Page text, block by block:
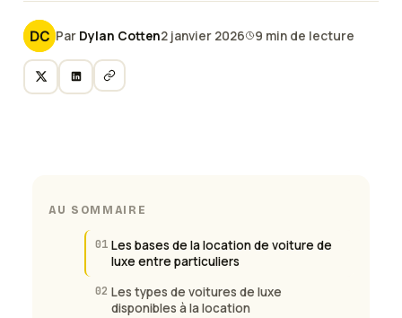
Par Dylan Cotten2 janvier 2026 9 min de lecture
AU SOMMAIRE
01 Les bases de la location de voiture de
luxe entre particuliers
02 Les types de voitures de luxe
disponibles à la location